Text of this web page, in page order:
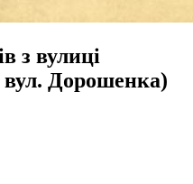
з вулиці
вул. Дорошенка)